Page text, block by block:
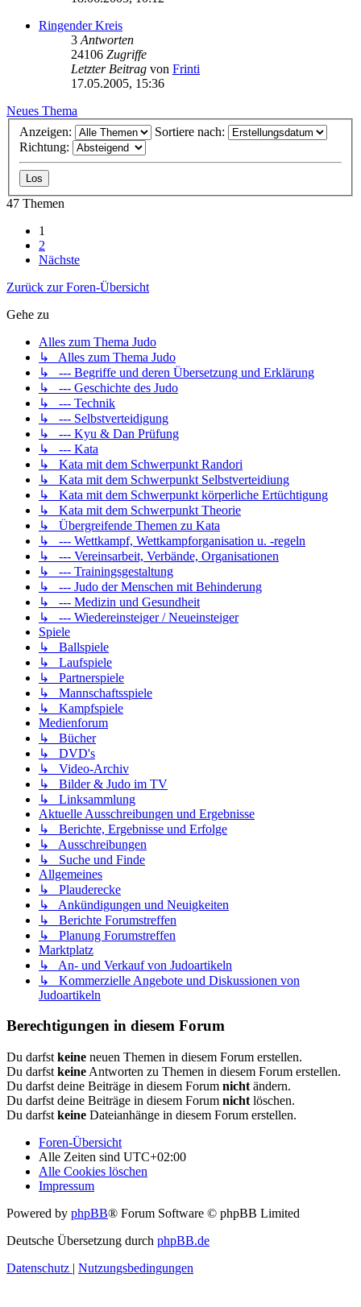
Ringender Kreis
3 Antworten
24106 Zugriffe
Letzter Beitrag von Frinti
17.05.2005, 15:36
Neues Thema
Anzeigen:
Sortiere nach:
Richtung:
47 Themen
1
2
Nächste
Zurück zur Foren-Übersicht
Gehe zu
Alles zum Thema Judo
↳ Alles zum Thema Judo
↳ --- Begriffe und deren Übersetzung und Erklärung
↳ --- Geschichte des Judo
↳ --- Technik
↳ --- Selbstverteidigung
↳ --- Kyu & Dan Prüfung
↳ --- Kata
↳ Kata mit dem Schwerpunkt Randori
↳ Kata mit dem Schwerpunkt Selbstverteidiung
↳ Kata mit dem Schwerpunkt körperliche Ertüchtigung
↳ Kata mit dem Schwerpunkt Theorie
↳ Übergreifende Themen zu Kata
↳ --- Wettkampf, Wettkampforganisation u. -regeln
↳ --- Vereinsarbeit, Verbände, Organisationen
↳ --- Trainingsgestaltung
↳ --- Judo der Menschen mit Behinderung
↳ --- Medizin und Gesundheit
↳ --- Wiedereinsteiger / Neueinsteiger
Spiele
↳ Ballspiele
↳ Laufspiele
↳ Partnerspiele
↳ Mannschaftsspiele
↳ Kampfspiele
Medienforum
↳ Bücher
↳ DVD's
↳ Video-Archiv
↳ Bilder & Judo im TV
↳ Linksammlung
Aktuelle Ausschreibungen und Ergebnisse
↳ Berichte, Ergebnisse und Erfolge
↳ Ausschreibungen
↳ Suche und Finde
Allgemeines
↳ Plauderecke
↳ Ankündigungen und Neuigkeiten
↳ Berichte Forumstreffen
↳ Planung Forumstreffen
Marktplatz
↳ An- und Verkauf von Judoartikeln
↳ Kommerzielle Angebote und Diskussionen von
Judoartikeln
Berechtigungen in diesem Forum
Du darfst keine neuen Themen in diesem Forum erstellen.
Du darfst keine Antworten zu Themen in diesem Forum erstellen.
Du darfst deine Beiträge in diesem Forum nicht ändern.
Du darfst deine Beiträge in diesem Forum nicht löschen.
Du darfst keine Dateianhänge in diesem Forum erstellen.
Foren-Übersicht
Alle Zeiten sind UTC+02:00
Alle Cookies löschen
Impressum
Powered by phpBB® Forum Software © phpBB Limited
Deutsche Übersetzung durch phpBB.de
Datenschutz | Nutzungsbedingungen